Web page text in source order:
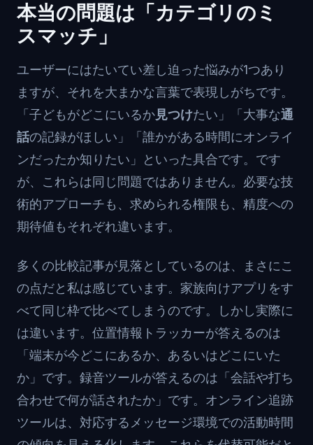
本当の問題は「カテゴリのミ
スマッチ」
ユーザーにはたいてい差し迫った悩みが1つあり
ますが、それを大まかな言葉で表現しがちです。
「子どもがどこにいるか見つけたい」「大事な通
話の記録がほしい」「誰かがある時間にオンライ
ンだったか知りたい」といった具合です。です
が、これらは同じ問題ではありません。必要な技
術的アプローチも、求められる権限も、精度への
期待値もそれぞれ違います。
多くの比較記事が見落としているのは、まさにこ
の点だと私は感じています。家族向けアプリをす
べて同じ枠で比べてしまうのです。しかし実際に
は違います。位置情報トラッカーが答えるのは
「端末が今どこにあるか、あるいはどこにいた
か」です。録音ツールが答えるのは「会話や打ち
合わせで何が話されたか」です。オンライン追跡
ツールは、対応するメッセージ環境での活動時間